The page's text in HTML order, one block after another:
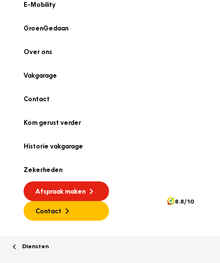
E-Mobility
GroenGedaan
Over ons
Vakgarage
Contact
Kom gerust verder
Historie vakgarage
Zekerheden
Afspraak maken
Contact
8.8/10
Diensten